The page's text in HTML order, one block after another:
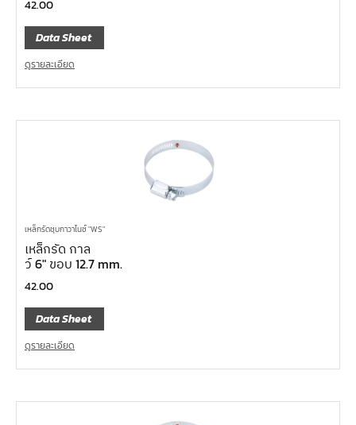
42.00
Data Sheet
ดูรายละเอียด
เหล็กรัดชุบกาวาไนซ์ "WS"
เหล็กรัด กาล
ว์ 6″ ขอบ 12.7 mm.
42.00
Data Sheet
ดูรายละเอียด